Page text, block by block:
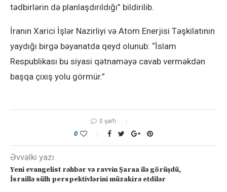
tədbirlərin də planlaşdırıldığı” bildirilib.
İranın Xarici İşlər Nazirliyi və Atom Enerjisi Təşkilatının
yaydığı birgə bəyanatda qeyd olunub: “İslam
Respublikası bu siyasi qətnaməyə cavab verməkdən
başqa çıxış yolu görmür.”
0 şərh
0
Əvvəlki yazı
Yeni evangelist rəhbər və ravvin Şaraa ilə görüşdü,
İsraillə sülh perspektivlərini müzakirə etdilər